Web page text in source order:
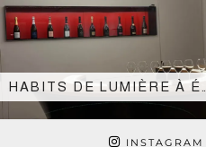
HABITS DE LUMIÈRE À É…
INSTAGRAM